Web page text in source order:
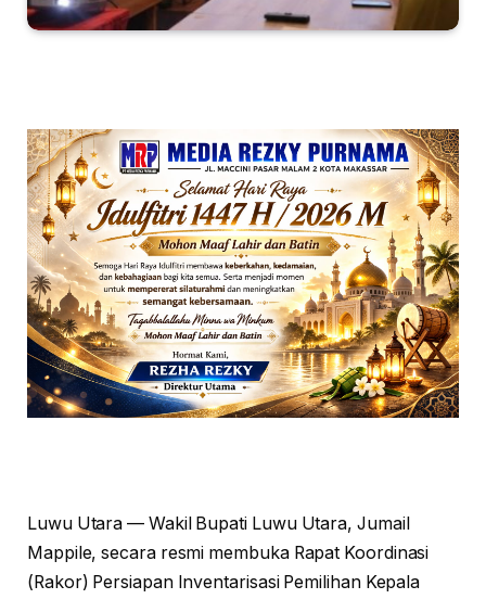
Luwu Utara — Wakil Bupati Luwu Utara, Jumail
Mappile, secara resmi membuka Rapat Koordinasi
(Rakor) Persiapan Inventarisasi Pemilihan Kepala